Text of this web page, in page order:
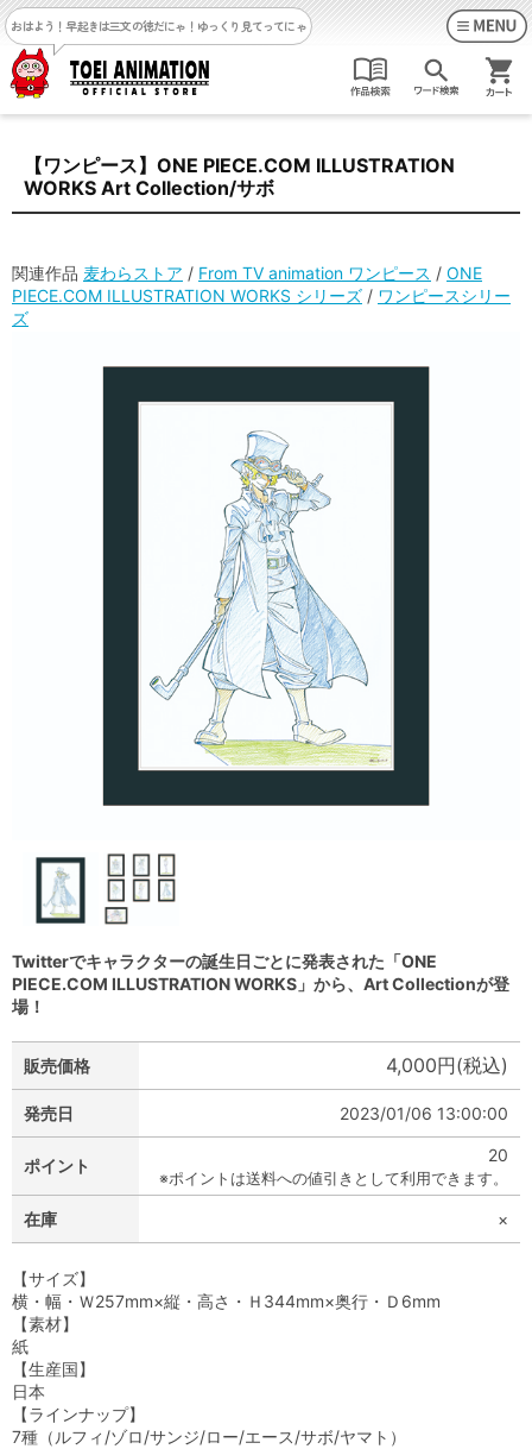
おはよう！早起きは三文の徳だにゃ！ ゆっくり見てってにゃ
【ワンピース】ONE PIECE.COM ILLUSTRATION
WORKS Art Collection/サボ
関連作品 麦わらストア / From TV animation ワンピース / ONE
PIECE.COM ILLUSTRATION WORKS シリーズ / ワンピースシリー
ズ
Twitterでキャラクターの誕生日ごとに発表された「ONE
PIECE.COM ILLUSTRATION WORKS」から、Art Collectionが登
場！
販売価格 4,000円(税込)
発売日 2023/01/06 13:00:00
ポイント
20
※ポイントは送料への値引きとして利用できます。
在庫 ×
【サイズ】
横・幅・Ｗ257mm×縦・高さ・Ｈ344mm×奥行・Ｄ6mm
【素材】
紙
【生産国】
日本
【ラインナップ】
7種（ルフィ/ゾロ/サンジ/ロー/エース/サボ/ヤマト）